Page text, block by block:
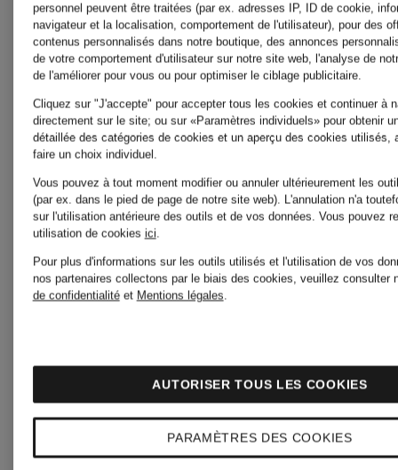
AQUAZZURA
CASA
ARAKII
arche
arena
personnel peuvent être traitées (par ex. adresses IP, ID de cookie,
navigateur et la localisation, comportement de l'utilisateur), pour des
contenus personnalisés dans notre boutique, des annonces
de votre comportement d'utilisateur sur notre site web, l'analyse de
de l'améliorer pour vous ou pour optimiser le ciblage publicitaire.
Cliquez sur "J'accepte" pour accepter tous les cookies et continuer à
directement sur le site; ou sur «Paramètres individuels» pour obtenir
détaillée des catégories de cookies et un aperçu des cookies utilisés,
faire un choix individuel.
Vous pouvez à tout moment modifier ou annuler ultérieurement les
(par ex. dans le pied de page de notre site web). L'annulation n'a
sur l'utilisation antérieure des outils et de vos données. Vous pouvez
utilisation de cookies ici.
Pour plus d'informations sur les outils utilisés et l'utilisation de vos
nos partenaires collectons par le biais des cookies, veuillez consulter
de confidentialitéet Mentions légales.
PARAMÈTRES DES COOKIES
AUTORISER TOUS LES COOKIES